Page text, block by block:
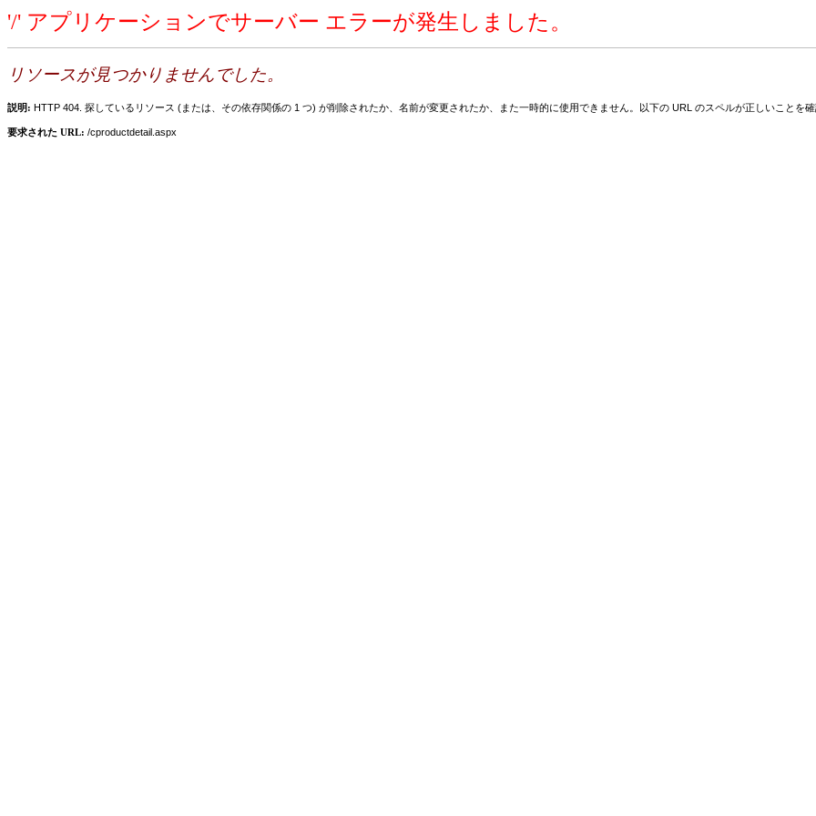
'/' アプリケーションでサーバー エラーが発生しました。
リソースが見つかりませんでした。
説明: HTTP 404. 探しているリソース (または、その依存関係の 1 つ) が削除されたか、名前が変更されたか、また一時的に使用できません。以下の URL のスペルが正しいことを確
要求された URL: /cproductdetail.aspx